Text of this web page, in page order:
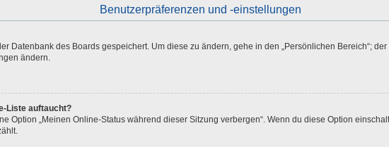
Benutzerpräferenzen und -einstellungen
Datenbank des Boards gespeichert. Um diese zu ändern, gehe in den „Persönlichen Bereich“;
ändern.
Liste auftaucht?
Option „Meinen Online-Status während dieser Sitzung verbergen“. Wenn du diese Option